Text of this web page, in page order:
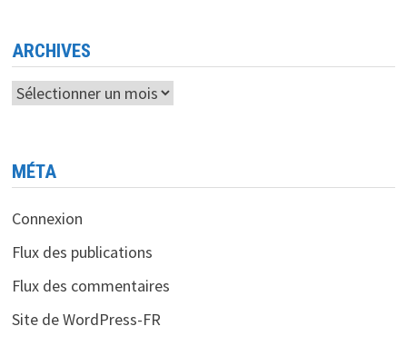
ARCHIVES
Archives
MÉTA
Connexion
Flux des publications
Flux des commentaires
Site de WordPress-FR